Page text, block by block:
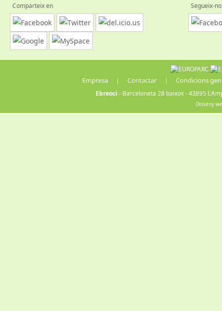
Comparteix en Segueix-
Empresa | Contactar | Condicions
Ebreoci - Barceloneta 28 baixos - 43895
Disseny